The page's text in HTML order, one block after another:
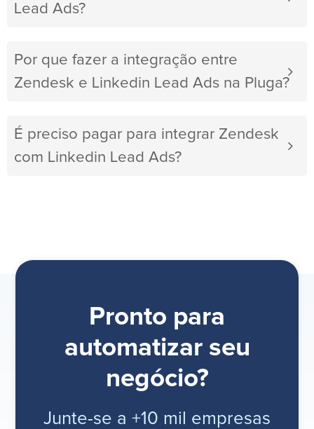
Lead Ads?
Por que fazer a integração entre
Zendesk e Linkedin Lead Ads na Pluga?
É preciso pagar para integrar Zendesk
com Linkedin Lead Ads?
Pronto para
automatizar seu
negócio?
Junte-se a +10 mil empresas